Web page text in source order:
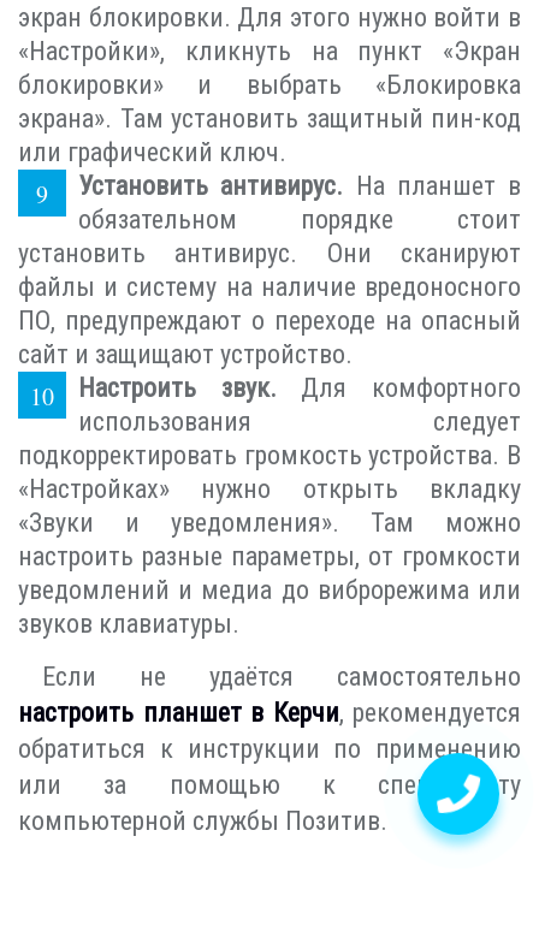
экран блокировки. Для этого нужно войти в
«Настройки», кликнуть на пункт «Экран
блокировки» и выбрать «Блокировка
экрана». Там установить защитный пин-код
или графический ключ.
Установить антивирус. На планшет в
обязательном порядке стоит
установить антивирус. Они сканируют
файлы и систему на наличие вредоносного
ПО, предупреждают о переходе на опасный
сайт и защищают устройство.
Настроить звук. Для комфортного
использования следует
подкорректировать громкость устройства. В
«Настройках» нужно открыть вкладку
«Звуки и уведомления». Там можно
настроить разные параметры, от громкости
уведомлений и медиа до виброрежима или
звуков клавиатуры.
Если не удаётся самостоятельно
настроить планшет в Керчи, рекомендуется
обратиться к инструкции по применению
или за помощью к специалисту
компьютерной службы Позитив.